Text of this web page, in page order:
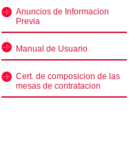
Anuncios de Informacion
Previa
Manual de Usuario
Cert. de composicion de las
mesas de contratacion